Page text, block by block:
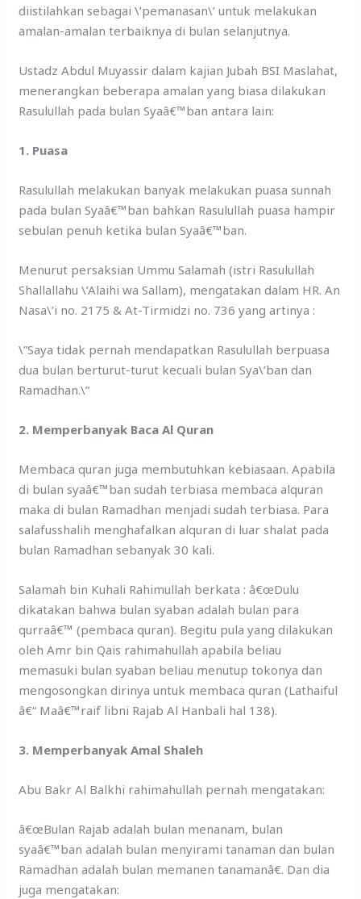
diistilahkan sebagai \’pemanasan\’ untuk melakukan
amalan-amalan terbaiknya di bulan selanjutnya.
Ustadz Abdul Muyassir dalam kajian Jubah BSI Maslahat,
menerangkan beberapa amalan yang biasa dilakukan
Rasulullah pada bulan Syaâ€™ban antara lain:
1. Puasa
Rasulullah melakukan banyak melakukan puasa sunnah
pada bulan Syaâ€™ban bahkan Rasulullah puasa hampir
sebulan penuh ketika bulan Syaâ€™ban.
Menurut persaksian Ummu Salamah (istri Rasulullah
Shallallahu \’Alaihi wa Sallam), mengatakan dalam HR. An
Nasa\’i no. 2175 & At-Tirmidzi no. 736 yang artinya :
\”Saya tidak pernah mendapatkan Rasulullah berpuasa
dua bulan berturut-turut kecuali bulan Sya\’ban dan
Ramadhan.\”
2. Memperbanyak Baca Al Quran
Membaca quran juga membutuhkan kebiasaan. Apabila
di bulan syaâ€™ban sudah terbiasa membaca alquran
maka di bulan Ramadhan menjadi sudah terbiasa. Para
salafusshalih menghafalkan alquran di luar shalat pada
bulan Ramadhan sebanyak 30 kali.
Salamah bin Kuhali Rahimullah berkata : â€œDulu
dikatakan bahwa bulan syaban adalah bulan para
qurraâ€™ (pembaca quran). Begitu pula yang dilakukan
oleh Amr bin Qais rahimahullah apabila beliau
memasuki bulan syaban beliau menutup tokonya dan
mengosongkan dirinya untuk membaca quran (Lathaiful
â€“ Maâ€™raif libni Rajab Al Hanbali hal 138).
3. Memperbanyak Amal Shaleh
Abu Bakr Al Balkhi rahimahullah pernah mengatakan:
â€œBulan Rajab adalah bulan menanam, bulan
syaâ€™ban adalah bulan menyirami tanaman dan bulan
Ramadhan adalah bulan memanen tanamanâ€. Dan dia
juga mengatakan: